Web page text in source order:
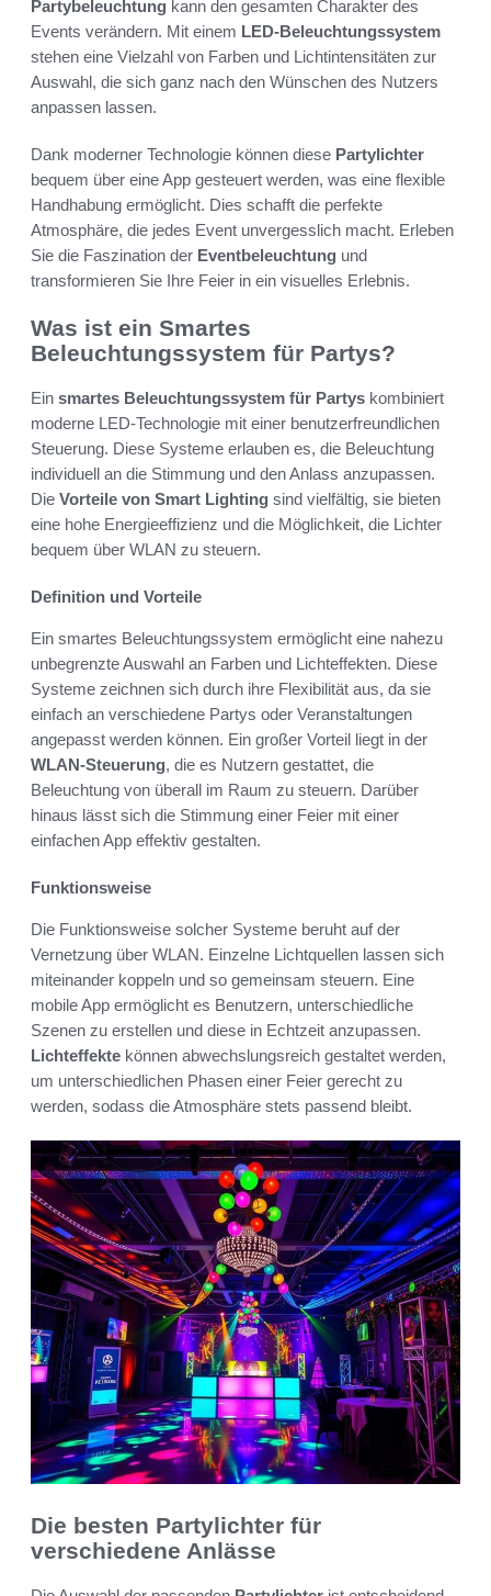
Partybeleuchtung kann den gesamten Charakter des
Events verändern. Mit einem LED-Beleuchtungssystem
stehen eine Vielzahl von Farben und Lichtintensitäten zur
Auswahl, die sich ganz nach den Wünschen des Nutzers
anpassen lassen.
Dank moderner Technologie können diese Partylichter
bequem über eine App gesteuert werden, was eine flexible
Handhabung ermöglicht. Dies schafft die perfekte
Atmosphäre, die jedes Event unvergesslich macht. Erleben
Sie die Faszination der Eventbeleuchtung und
transformieren Sie Ihre Feier in ein visuelles Erlebnis.
Was ist ein Smartes
Beleuchtungssystem für Partys?
Ein smartes Beleuchtungssystem für Partys kombiniert
moderne LED-Technologie mit einer benutzerfreundlichen
Steuerung. Diese Systeme erlauben es, die Beleuchtung
individuell an die Stimmung und den Anlass anzupassen.
Die Vorteile von Smart Lighting sind vielfältig, sie bieten
eine hohe Energieeffizienz und die Möglichkeit, die Lichter
bequem über WLAN zu steuern.
Definition und Vorteile
Ein smartes Beleuchtungssystem ermöglicht eine nahezu
unbegrenzte Auswahl an Farben und Lichteffekten. Diese
Systeme zeichnen sich durch ihre Flexibilität aus, da sie
einfach an verschiedene Partys oder Veranstaltungen
angepasst werden können. Ein großer Vorteil liegt in der
WLAN-Steuerung, die es Nutzern gestattet, die
Beleuchtung von überall im Raum zu steuern. Darüber
hinaus lässt sich die Stimmung einer Feier mit einer
einfachen App effektiv gestalten.
Funktionsweise
Die Funktionsweise solcher Systeme beruht auf der
Vernetzung über WLAN. Einzelne Lichtquellen lassen sich
miteinander koppeln und so gemeinsam steuern. Eine
mobile App ermöglicht es Benutzern, unterschiedliche
Szenen zu erstellen und diese in Echtzeit anzupassen.
Lichteffekte können abwechslungsreich gestaltet werden,
um unterschiedlichen Phasen einer Feier gerecht zu
werden, sodass die Atmosphäre stets passend bleibt.
Die besten Partylichter für
verschiedene Anlässe